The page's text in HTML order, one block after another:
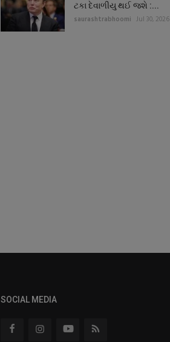
ટકા દેવાળીયુ થઈ જશે :...
saurashtrabhoomi Jul 30, 2026
SOCIAL MEDIA